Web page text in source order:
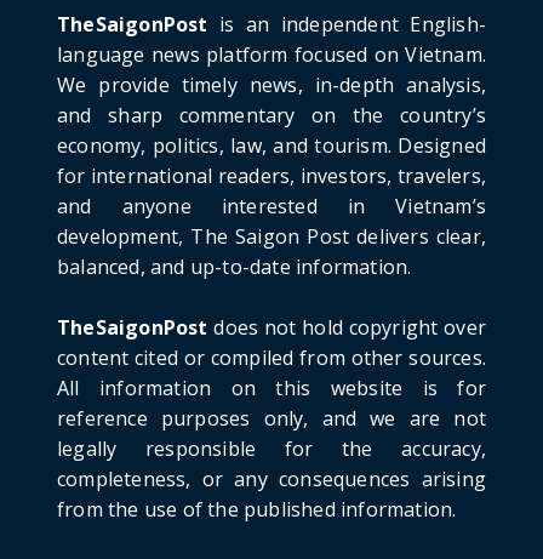
Project: An Analysi...
June 21, 2026
HOTNEWS
Detailed Analysis of the Cooling-off Period
Law in Timeshare...
June 21, 2026
HOTNEWS
Prime Minister Lê Minh Hưng’s Visit to
Russia: A New Step Fo...
HOTNEWS
Politburo: Strictly Handle Acts of Using
Pirated Software, C...
June 21, 2026
TheSaigonPost is an independent English-
language news platform focused on Vietnam.
We provide timely news, in-depth analysis,
and sharp commentary on the country’s
economy, politics, law, and tourism. Designed
for international readers, investors, travelers,
and anyone interested in Vietnam’s
development, The Saigon Post delivers clear,
balanced, and up-to-date information.
TheSaigonPost does not hold copyright over
content cited or compiled from other sources.
All information on this website is for
reference purposes only, and we are not
legally responsible for the accuracy,
completeness, or any consequences arising
from the use of the published information.